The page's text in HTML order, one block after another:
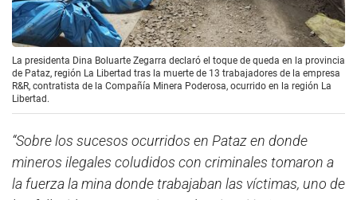
La presidenta Dina Boluarte Zegarra declaró el toque de queda en la provincia
de Pataz, región La Libertad tras la muerte de 13 trabajadores de la empresa
R&R, contratista de la Compañía Minera Poderosa, ocurrido en la región La
Libertad.
“Sobre los sucesos ocurridos en Pataz en donde
mineros ilegales coludidos con criminales tomaron a
la fuerza la mina donde trabajaban las víctimas, uno de